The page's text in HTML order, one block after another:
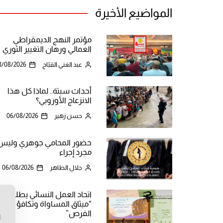
المواضيع الأخيرة
مؤتمر النهج الديمقراطي
العمالي ورهان التغيير الثوري
عبد الغني القبّاج 08/2026
أحداث سبتة.. لماذا كل هذا
الانزعاج الأوروبي؟
حسن زهير 06/08/2026
حضور المحامي جوهري
مجرد إجراء
جلال الطاهر 06/08/2026
اتحاد العمل النسائي يطلق
“ميثاق المساواة وتكافؤ
الفرص”